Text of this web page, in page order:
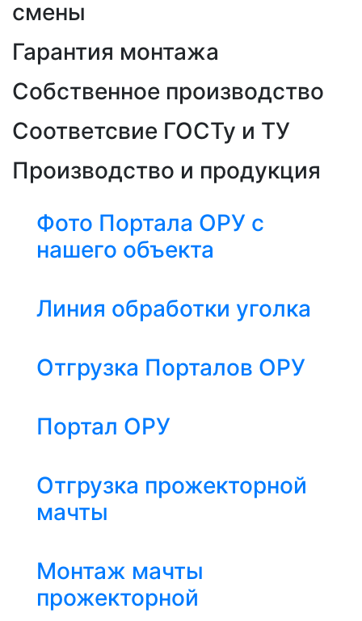
смены
Гарантия монтажа
Собственное производство
Соответсвие ГОСТу и ТУ
Производство и продукция
Фото Портала ОРУ с
нашего объекта
Линия обработки уголка
Отгрузка Порталов ОРУ
Портал ОРУ
Отгрузка прожекторной
мачты
Монтаж мачты
прожекторной